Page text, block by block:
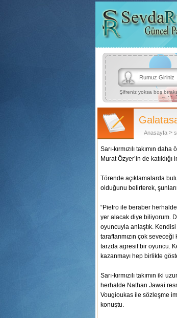
Şifreniz yoksa boş
Anasayfa >
Sarı-kırmızılı takımın
Murat Özyer’in de
Törende açıklamalarda
olduğunu belirterek,
“Pietro ile beraber
yer alacak diye biliyorum.
oyuncuyla anlaştık.
taraftarımızın çok
tarzda agresif bir oyuncu.
kazanmayı hep birlikte
Sarı-kırmızılı takımın iki
herhalde Nathan Jawai
Vougioukas ile sözleşme
konuştu.